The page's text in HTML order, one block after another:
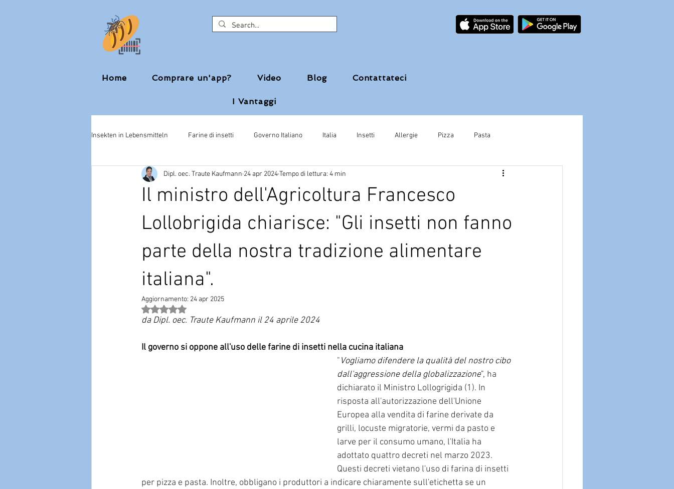
Home Comprare un'app? Video Blog Contattateci
I Vantaggi
Insekten in Lebensmitteln Farine di insetti Governo Italiano Italia Insetti Allergie Pizza Pasta
Ministro della Salute Matteo Salvini Snack con grilli esfa
insetti negli alimenti cibo per cani
Il ministro dell'Agricoltura Francesco
Lollobrigida chiarisce: "Gli insetti non fanno
parte della nostra tradizione alimentare
italiana".
Dipl. oec. Traute Kaufmann 24 apr 2024Tempo di lettura: 4 min
Aggiornamento: 24 apr 2025
Valutazione NaN stelle su 5.
da Dipl. oec. Traute Kaufmann il 24 aprile 2024
Il governo si oppone all'uso delle farine di insetti nella cucina italiana
"Vogliamo difendere la qualità del nostro cibo
dall'aggressione della globalizzazione", ha
dichiarato il Ministro Lollogrigida (1). In
risposta all'autorizzazione dell'Unione
Europea alla vendita di farine derivate da
grilli, locuste migratorie, vermi da pasto e
larve per il consumo umano, l'Italia ha
adottato quattro decreti nel marzo 2023.
Questi decreti vietano l'uso di farina di insetti
per pizza e pasta. Inoltre, obbligano i produttori a indicare chiaramente sull'etichetta se un